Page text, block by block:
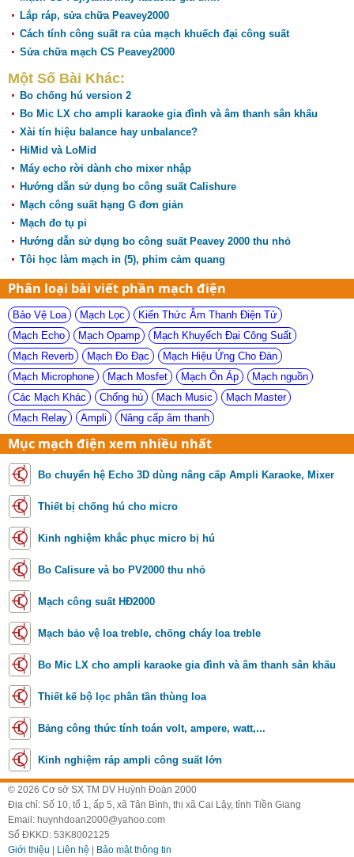
Lắp ráp, sửa chữa Peavey2000
Cách tính công suất ra của mạch khuếch đại công suất
Sửa chữa mạch CS Peavey2000
Một Số Bài Khác:
Bo chống hú version 2
Bo Mic LX cho ampli karaoke gia đình và âm thanh sân khấu
Xài tín hiệu balance hay unbalance?
HiMid và LoMid
Máy echo rời dành cho mixer nhập
Hướng dẫn sử dụng bo công suất Calishure
Mạch công suất hạng G đơn giản
Mạch đo tụ pi
Hướng dẫn sử dụng bo công suất Peavey 2000 thu nhỏ
Tôi học làm mạch in (5), phim cảm quang
Phân loại bài viết phần mạch điện
Bảo Vệ Loa Mạch Lọc
Kiến Thức Âm Thanh Điện Tử
Mạch Echo
Mạch Opamp
Mạch Khuyếch Đại Công Suất
Mạch Reverb
Mạch Đo Đạc
Mạch Hiệu Ứng Cho Đàn
Mạch Microphone
Mạch Mosfet Mạch Ổn Áp
Mạch nguồn
Các Mạch Khác
Chống hú Mạch Music
Mạch Master
Mạch Relay
Ampli Nâng cấp âm thanh
Mục mạch điện xem nhiều nhất
Bo chuyển hệ Echo 3D dùng nâng cấp Ampli Karaoke, Mixer
Thiết bị chống hú cho micro
Kinh nghiệm khắc phục micro bị hú
Bo Calisure và bo PV2000 thu nhỏ
Mạch công suất HĐ2000
Mạch bảo vệ loa treble, chống cháy loa treble
Bo Mic LX cho ampli karaoke gia đình và âm thanh sân khấu
Thiết kế bộ lọc phân tần thùng loa
Bảng công thức tính toán volt, ampere, watt,...
Kinh nghiệm ráp ampli công suất lớn
© 2026 Cơ sở SX TM DV Huỳnh Đoàn 2000
Địa chỉ: Số 10, tổ 1, ấp 5, xã Tân Bình, thị xã Cai Lậy, tỉnh Tiền Giang
Email: huynhdoan2000@yahoo.com
Số ĐKKD: 53K8002125
Giới thiệu
Liên hệ Bảo mật thông tin